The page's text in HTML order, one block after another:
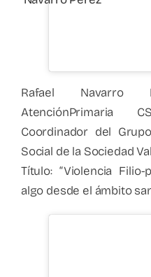
Rafael Navarro
AtenciónPrimaria
Coordinador del
Social de la Sociedad
Título: “Violencia
algo desde el ámbito